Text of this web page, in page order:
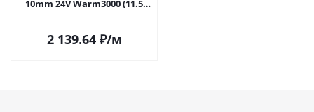
10mm 24V Warm3000 (11.5
2 139.64₽/м